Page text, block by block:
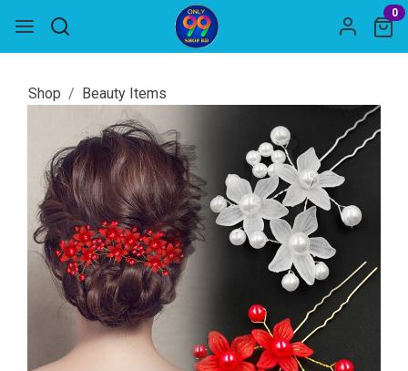
0
Shop Beauty Items